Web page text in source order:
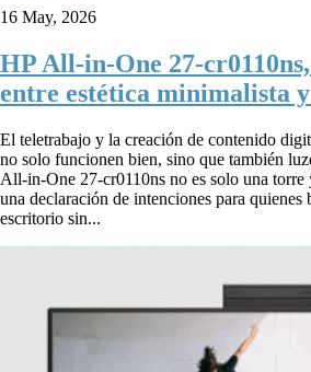
16 May, 2026
HP All-in-One 27-
entre estética minimalista
El teletrabajo y la creación de contenido
no solo funcionen bien, sino que también
All-in-One 27-cr0110ns no es solo una torre
una declaración de intenciones para quienes
escritorio sin...